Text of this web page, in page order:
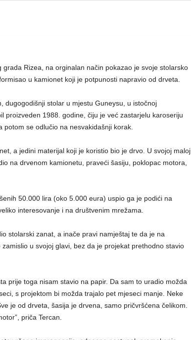
Rizea, na orginalan način pokazao je svoje stolarsko
u kamionet koji je potpunosti napravio od drveta.
dugogodišnji stolar u mjestu Guneysu, u istočnoj
proizveden 1988. godine, čiju je već zastarjelu karoseriju
se odlučio na nesvakidašnji korak.
a jedini materijal koji je koristio bio je drvo. U svojoj maloj
na drvenom kamionetu, praveći šasiju, poklopac motora,
50.000 lira (oko 5.000 eura) uspio ga je podići na
interesovanje i na društvenim mrežama.
stolarski zanat, a inače pravi namještaj te da je na
u svojoj glavi, bez da je projekat prethodno stavio
prije toga nisam stavio na papir. Da sam to uradio možda
s projektom bi možda trajalo pet mjeseci manje. Neke
je od drveta, šasija je drvena, samo pričvršćena čelikom.
priča Tercan.